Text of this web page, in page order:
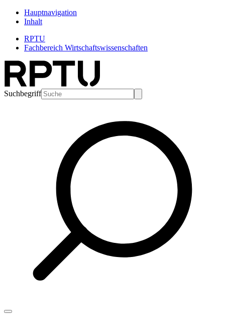
Hauptnavigation
Inhalt
RPTU
Fachbereich Wirtschaftswissenschaften
Suchbegriff